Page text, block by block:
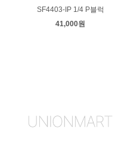
SF4403-IP 1/4 P블럭
41,000원